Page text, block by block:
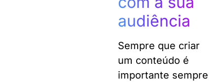
audiência
Sempre que criar
um conteúdo é
importante sempre